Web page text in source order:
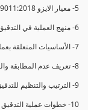
5- معيار الايزو 19011:2018.
6- منهج العملية في التدقيق الداخلي.
7- الأساسيات المتعلقة بعملية التدقيق الداخلي.
8- تعريف عدم المطابقة والملاحظات.
9- الترتيب والتنظيم للتدقيق الداخلي.
10- خطوات عملية التدقيق الداخلي.